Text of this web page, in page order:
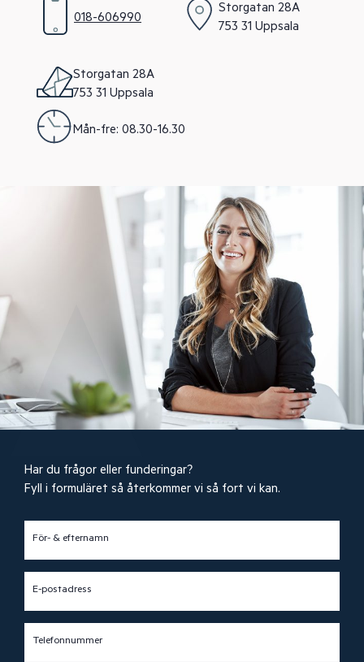
018-606990
Storgatan 28A
753 31 Uppsala
Storgatan 28A
753 31 Uppsala
Mån-fre: 08.30-16.30
Har du frågor eller funderingar?
Fyll i formuläret så återkommer vi så fort vi kan.
För- & efternamn
E-postadress
Telefonnummer